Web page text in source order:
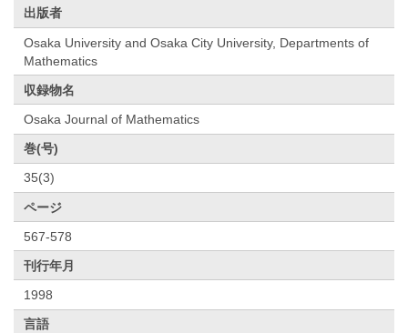
出版者
Osaka University and Osaka City University, Departments of
Mathematics
収録物名
Osaka Journal of Mathematics
巻(号)
35(3)
ページ
567-578
刊行年月
1998
言語